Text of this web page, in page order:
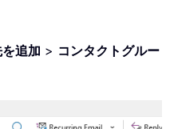
追加 > コンタクトグルー